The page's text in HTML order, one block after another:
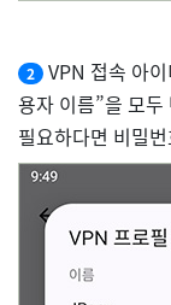
2
VPN 접속 아
용자 이름”을 모
필요하다면 비밀